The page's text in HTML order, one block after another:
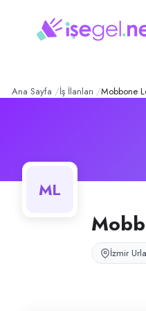
Mobbone Lojistik (Urla), Urla,
Ana Sayfa İş İlanları Mobbone
ML
İzmir